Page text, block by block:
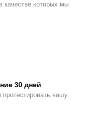
качестве которых мы
30 дней
вашу